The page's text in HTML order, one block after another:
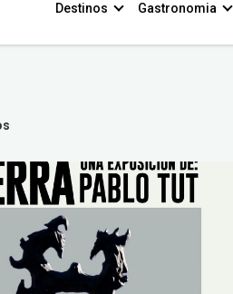
Destinos Gastronomia